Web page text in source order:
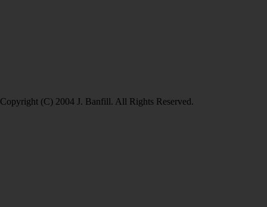
Copyright (C) 2004 J. Banfill. All Rights Reserved.